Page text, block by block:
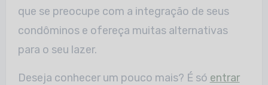
que se preocupe com a integração de seus
condôminos e ofereça muitas alternativas
para o seu lazer.
Deseja conhecer um pouco mais? É só entrar